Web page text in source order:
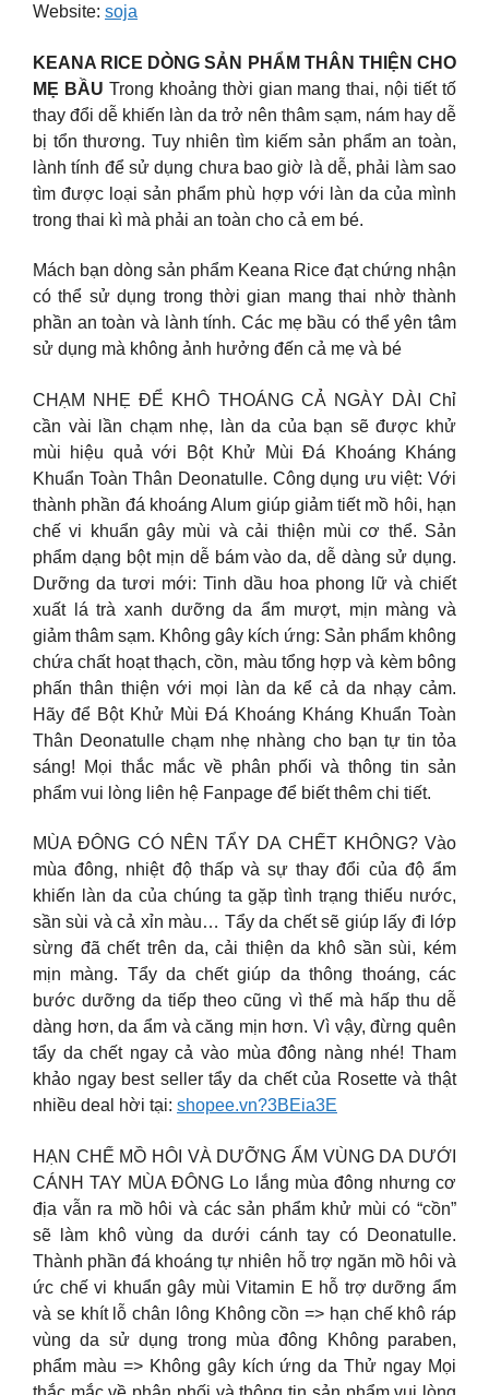
Website: soja
KEANA RICE DÒNG SẢN PHẨM THÂN THIỆN CHO
MẸ BẦU Trong khoảng thời gian mang thai, nội tiết tố
thay đổi dễ khiến làn da trở nên thâm sạm, nám hay dễ
bị tổn thương. Tuy nhiên tìm kiếm sản phẩm an toàn,
lành tính để sử dụng chưa bao giờ là dễ, phải làm sao
tìm được loại sản phẩm phù hợp với làn da của mình
trong thai kì mà phải an toàn cho cả em bé.
Mách bạn dòng sản phẩm Keana Rice đạt chứng nhận
có thể sử dụng trong thời gian mang thai nhờ thành
phần an toàn và lành tính. Các mẹ bầu có thể yên tâm
sử dụng mà không ảnh hưởng đến cả mẹ và bé
CHẠM NHẸ ĐỂ KHÔ THOÁNG CẢ NGÀY DÀI Chỉ
cần vài lần chạm nhẹ, làn da của bạn sẽ được khử
mùi hiệu quả với Bột Khử Mùi Đá Khoáng Kháng
Khuẩn Toàn Thân Deonatulle. Công dụng ưu việt: Với
thành phần đá khoáng Alum giúp giảm tiết mồ hôi, hạn
chế vi khuẩn gây mùi và cải thiện mùi cơ thể. Sản
phẩm dạng bột mịn dễ bám vào da, dễ dàng sử dụng.
Dưỡng da tươi mới: Tinh dầu hoa phong lữ và chiết
xuất lá trà xanh dưỡng da ẩm mượt, mịn màng và
giảm thâm sạm. Không gây kích ứng: Sản phẩm không
chứa chất hoạt thạch, cồn, màu tổng hợp và kèm bông
phấn thân thiện với mọi làn da kể cả da nhạy cảm.
Hãy để Bột Khử Mùi Đá Khoáng Kháng Khuẩn Toàn
Thân Deonatulle chạm nhẹ nhàng cho bạn tự tin tỏa
sáng! Mọi thắc mắc về phân phối và thông tin sản
phẩm vui lòng liên hệ Fanpage để biết thêm chi tiết. ​
MÙA ĐÔNG CÓ NÊN TẨY DA CHẾT KHÔNG? Vào
mùa đông, nhiệt độ thấp và sự thay đổi của độ ẩm
khiến làn da của chúng ta gặp tình trạng thiếu nước,
sần sùi và cả xỉn màu… Tẩy da chết sẽ giúp lấy đi lớp
sừng đã chết trên da, cải thiện da khô sần sùi, kém
mịn màng. Tẩy da chết giúp da thông thoáng, các
bước dưỡng da tiếp theo cũng vì thế mà hấp thu dễ
dàng hơn, da ẩm và căng mịn hơn. Vì vậy, đừng quên
tẩy da chết ngay cả vào mùa đông nàng nhé! Tham
khảo ngay best seller tẩy da chết của Rosette và thật
nhiều deal hời tại: shopee.vn?3BEia3E
HẠN CHẾ MỒ HÔI VÀ DƯỠNG ẨM VÙNG DA DƯỚI
CÁNH TAY MÙA ĐÔNG Lo lắng mùa đông nhưng cơ
địa vẫn ra mồ hôi và các sản phẩm khử mùi có “cồn”
sẽ làm khô vùng da dưới cánh tay có Deonatulle.
Thành phần đá khoáng tự nhiên hỗ trợ ngăn mồ hôi và
ức chế vi khuẩn gây mùi Vitamin E hỗ trợ dưỡng ẩm
và se khít lỗ chân lông Không cồn => hạn chế khô ráp
vùng da sử dụng trong mùa đông Không paraben,
phẩm màu => Không gây kích ứng da Thử ngay Mọi